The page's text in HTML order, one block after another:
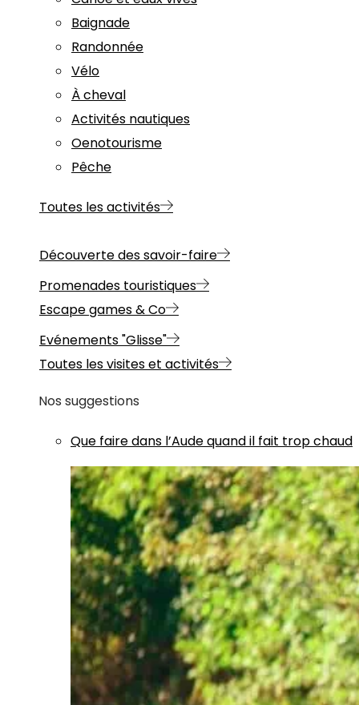
Baignade
Randonnée
Vélo
À cheval
Activités nautiques
Oenotourisme
Pêche
Toutes les activités
Découverte des savoir-faire
Promenades touristiques
Escape games & Co
Evénements "Glisse"
Toutes les visites et activités
Nos suggestions
Que faire dans l’Aude quand il fait trop chaud